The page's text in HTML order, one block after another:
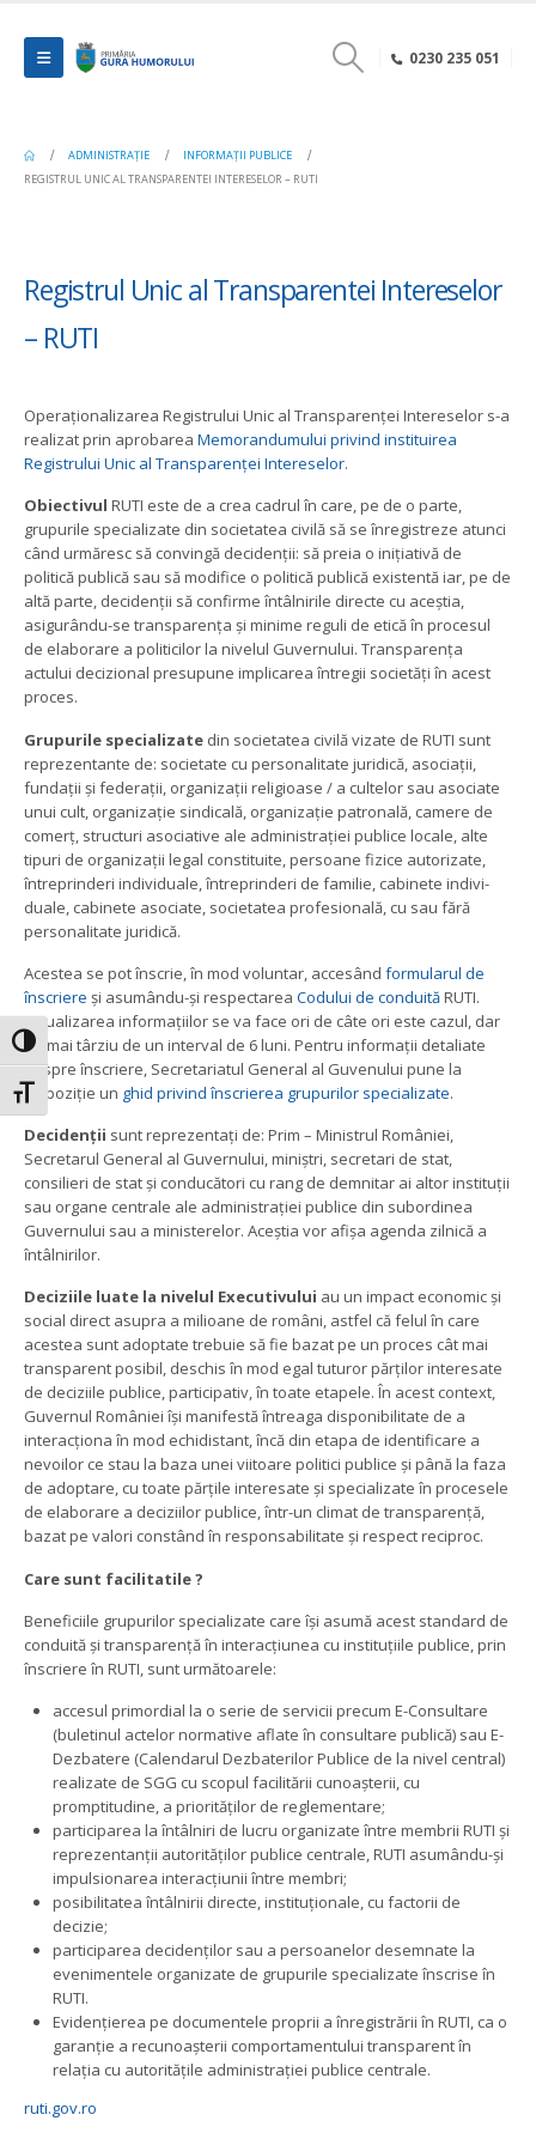
Toggle High Contrast
Toggle Font size
0230 235 051
ADMINISTRAȚIE
INFORMAȚII PUBLICE
REGISTRUL UNIC AL TRANSPARENTEI INTERESELOR – RUTI
Registrul Unic al Transparentei Intereselor
– RUTI
Operaționalizarea Registrului Unic al Transparenței Intereselor s-a
realizat prin aprobarea Memorandumului privind instituirea
Registrului Unic al Transparenței Intereselor.
Obiectivul RUTI este de a crea cadrul în care, pe de o parte,
grupurile specializate din societatea civilă să se înregistreze atunci
când urmăresc să convingă decidenții: să preia o inițiativă de
politică publică sau să modifice o politică publică existentă iar, pe de
altă parte, decidenții să confirme întâlnirile directe cu aceștia,
asigurându-se transparența și minime reguli de etică în procesul
de elaborare a politicilor la nivelul Guvernului. Transparența
actului decizional presupune implicarea întregii societăți în acest
proces.
Grupurile specializate din societatea civilă vizate de RUTI sunt
reprezentante de: societate cu personalitate juridică, asociații,
fundații și federații, organizații religioase / a cultelor sau asociate
unui cult, organizație sindicală, organizație patronală, camere de
comerț, structuri asociative ale administrației publice locale, alte
tipuri de organizații legal constituite, persoane fizice autorizate,
întreprinderi individuale, întreprinderi de familie, cabinete indivi­
duale, cabinete asociate, societatea profesională, cu sau fără
personalitate juridică.
Acestea se pot înscrie, în mod voluntar, accesând formularul de
înscriere și asumându-și respectarea Codului de conduităRUTI.
Actualizarea informațiilor se va face ori de câte ori este cazul, dar
nu mai târziu de un interval de 6 luni. Pentru informații detaliate
despre înscriere, Secretariatul General al Guvenului pune la
dispoziție un ghid privind înscrierea grupurilor specializate.
Decidenții sunt reprezentați de: Prim – Ministrul României,
Secretarul General al Guvernului, miniștri, secretari de stat,
consilieri de stat și conducători cu rang de demnitar ai altor instituții
sau organe centrale ale administrației publice din subordinea
Guvernului sau a ministerelor. Aceștia vor afișa agenda zilnică a
întâlnirilor.
Deciziile luate la nivelul Executivului au un impact economic și
social direct asupra a milioane de români, astfel că felul în care
acestea sunt adoptate trebuie să fie bazat pe un proces cât mai
transparent posibil, deschis în mod egal tuturor părților interesate
de deciziile publice, participativ, în toate etapele. În acest context,
Guvernul României își manifestă întreaga disponibilitate de a
interacționa în mod echidistant, încă din etapa de identificare a
nevoilor ce stau la baza unei viitoare politici publice și până la faza
de adoptare, cu toate părțile interesate și specializate în procesele
de elaborare a deciziilor publice, într-un climat de transparență,
bazat pe valori constând în responsabilitate și respect reciproc.
Care sunt facilitatile ?
Beneficiile grupurilor specializate care își asumă acest standard de
conduită și transparență în interacțiunea cu instituțiile publice, prin
înscriere în RUTI, sunt următoarele:
accesul primordial la o serie de servicii precum E-Consultare
(buletinul actelor normative aflate în consultare publică) sau E-
Dezbatere (Calendarul Dezbaterilor Publice de la nivel central)
realizate de SGG cu scopul facilitării cunoașterii, cu
promptitudine, a priorităților de reglementare;
participarea la întâlniri de lucru organizate între membrii RUTI și
reprezentanții autorităților publice centrale, RUTI asumându-și
impulsionarea interacțiunii între membri;
posibilitatea întâlnirii directe, instituționale, cu factorii de
decizie;
participarea decidenților sau a persoanelor desemnate la
evenimentele organizate de grupurile specializate înscrise în
RUTI.
Evidențierea pe documentele proprii a înregistrării în RUTI, ca o
garanție a recunoașterii comportamentului transparent în
relația cu autoritățile administrației publice centrale.
ruti.gov.ro